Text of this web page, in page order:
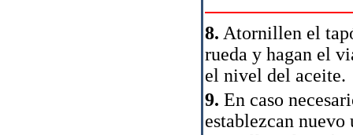
8. Atornillen el
rueda y hagan el
el nivel del aceite.
9. En caso
establezcan